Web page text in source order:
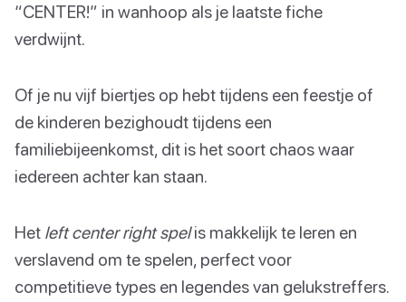
“CENTER!” in wanhoop als je laatste fiche
verdwijnt.
Of je nu vijf biertjes op hebt tijdens een feestje of
de kinderen bezighoudt tijdens een
familiebijeenkomst, dit is het soort chaos waar
iedereen achter kan staan.
Het left center right spelis makkelijk te leren en
verslavend om te spelen, perfect voor
competitieve types en legendes van gelukstreffers.